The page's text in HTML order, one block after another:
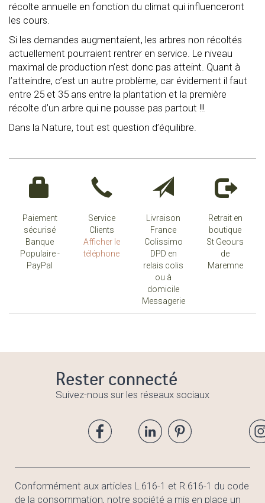
récolte annuelle en fonction du climat qui influenceront
les cours.
Si les demandes augmentaient, les arbres non récoltés
actuellement pourraient rentrer en service. Le niveau
maximal de production n’est donc pas atteint. Quant à
l’atteindre, c’est un autre problème, car évidement il faut
entre 25 et 35 ans entre la plantation et la première
récolte d’un arbre qui ne pousse pas partout !!!
Dans la Nature, tout est question d’équilibre.
Paiement
sécurisé
Banque
Populaire -
PayPal
Service
Clients
Afficher le
téléphone
Livraison
France
Colissimo
DPD en
relais colis
ou à
domicile
Messagerie
Retrait en
boutique
St Geours
de
Maremne
Rester connecté
Suivez-nous sur les réseaux sociaux
Conformément aux articles L.616-1 et R.616-1 du code
de la consommation, notre société a mis en place un